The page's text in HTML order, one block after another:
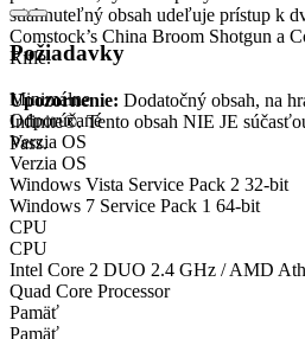
stiahnuteľný obsah udeľuje prístup k
Comstock’s China Broom Shotgun a
Rifle.
Upozornenie: Dodatočný obsah, na
Infinite®. Tento obsah NIE JE
Pass.
Požiadavky
Minimálne
Odporúčané
Verzia OS
Verzia OS
Windows Vista Service Pack 2 32-bit
Windows 7 Service Pack 1 64-bit
CPU
CPU
Intel Core 2 DUO 2.4 GHz / AMD
Quad Core Processor
Pamäť
Pamäť